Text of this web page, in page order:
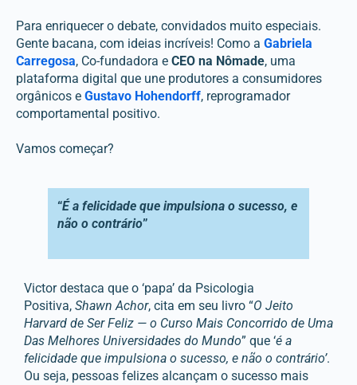
Para enriquecer o debate, convidados muito especiais.
Gente bacana, com ideias incríveis! Como a Gabriela
Carregosa, Co-fundadora e CEO na Nômade, uma
plataforma digital que une produtores a consumidores
orgânicos e Gustavo Hohendorff, reprogramador
comportamental positivo.
Vamos começar?
“É a felicidade que impulsiona o sucesso, e
não o contrário”
Victor destaca que o ‘papa’ da Psicologia
Positiva, Shawn Achor, cita em seu livro “O Jeito
Harvard de Ser Feliz — o Curso Mais Concorrido de Uma
Das Melhores Universidades do Mundo” que ‘é a
felicidade que impulsiona o sucesso, e não o contrário’.
Ou seja, pessoas felizes alcançam o sucesso mais